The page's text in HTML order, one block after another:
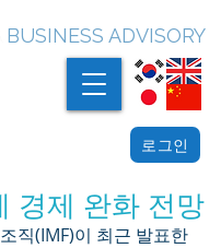
BUSINESS ADVISORY
로그인
경제 완화 전망
직(IMF)이 최근 발표한